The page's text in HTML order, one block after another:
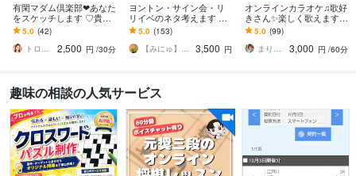
有閑マダム倶楽部❤あなた
をスケッチします ♡貴方
はロケット♡エネルギー
の発射基地♡NATSUKO♡
5.0 (42)
トロふわ❤なつこ
2,500 円 /30分
ヨントン・サイン会・リ
リイベのネタ考えます KP
OP㌦-韓国俳優-推しとの
イベントでお困りのあな
たへ♡
5.0 (153)
【みにゅ】KPOPアイドルオタク
3,500 円
オンラインカラオケ♫歌好
きさん✨楽しく歌えます
予約OK✨カラオケ♪気分
転換♪人前での練習♪楽器
もOK♪
5.0 (99)
まり（マリー）⭐️月虹庵
3,000 円 /60分
趣味の相談の人気サービス